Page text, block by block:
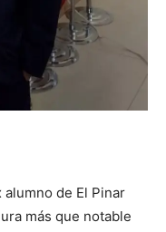
de El Pinar
más que notable